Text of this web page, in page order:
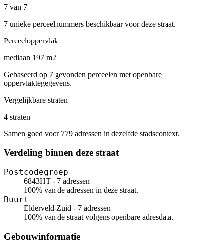
7 van 7
7 unieke perceelnummers beschikbaar voor deze straat.
Perceeloppervlak
mediaan 197 m2
Gebaseerd op 7 gevonden perceelen met openbare
oppervlaktegegevens.
Vergelijkbare straten
4 straten
Samen goed voor 779 adressen in dezelfde stadscontext.
Verdeling binnen deze straat
Postcodegroep
6843HT - 7 adressen
100% van de adressen in deze straat.
Buurt
Elderveld-Zuid - 7 adressen
100% van de straat volgens openbare adresdata.
Gebouwinformatie